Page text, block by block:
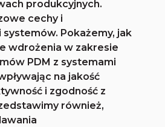
produkcyjnych.
cechy i
Pokażemy, jak
wdrożenia w zakresie
PDM z systemami
na jakość
i zgodność z
również,